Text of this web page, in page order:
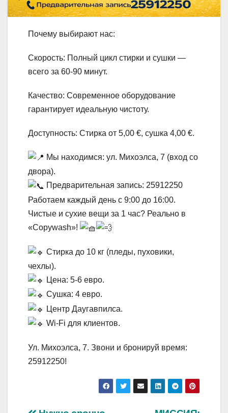
Почему выбирают нас:
Скорость: Полный цикл стирки и сушки —
всего за 60-90 минут.
Качество: Современное оборудование
гарантирует идеальную чистоту.
Доступность: Стирка от 5,00 €, сушка 4,00 €.
Мы находимся: ул. Михоэлса, 7 (вход со
двора).
Предварительная запись: 25912250
Работаем каждый день с 9:00 до 16:00.
Чистые и сухие вещи за 1 час? Реально в
«Copywash»!
Стирка до 10 кг (пледы, пуховики,
чехлы).
Цена: 5-6 евро.
Сушка: 4 евро.
Центр Даугавпилса.
Wi-Fi для клиентов.
Ул. Михоэлса, 7. Звони и бронируй время:
25912250!